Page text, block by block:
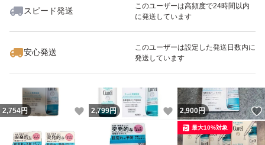
スピード発送
このユーザーは高頻度で24時間以内
に発送しています
安心発送
このユーザーは設定した発送日数内に
発送しています
いいね！
3,100
2,754円 いいね！
2,799円 いいね！
2,900円
最大10%対象